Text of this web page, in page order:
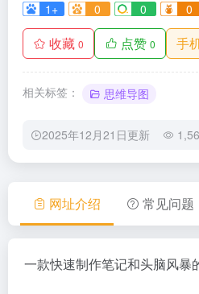
1+ 0 0 0
收藏 0 点赞 0 手
相关标签： 思维导图
2025年12月21日更新
网址介绍 常见问题
一款快速制作笔记和头脑风暴